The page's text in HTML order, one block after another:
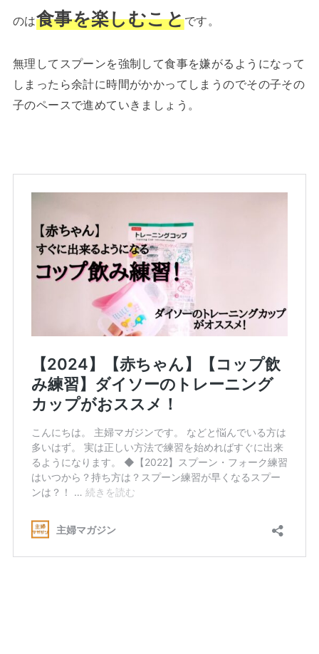
のは食事を楽しむことです。
無理してスプーンを強制して食事を嫌がるようになって
しまったら余計に時間がかかってしまうのでその子その
子のペースで進めていきましょう。